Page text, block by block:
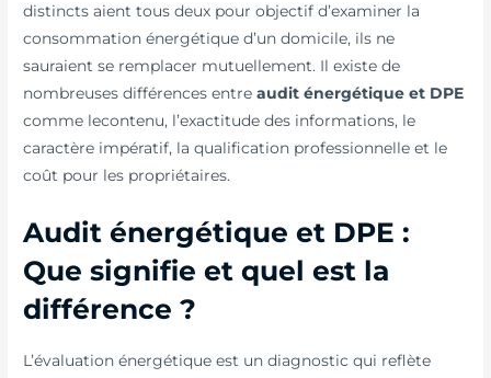
distincts aient tous deux pour objectif d’examiner la
consommation énergétique d’un domicile, ils ne
sauraient se remplacer mutuellement. Il existe de
nombreuses différences entreaudit énergétique et DPE
comme lecontenu, l’exactitude des informations, le
caractère impératif, la qualification professionnelle et le
coût pour les propriétaires.
Audit énergétique et DPE :
Que signifie et quel est la
différence ?
L’évaluation énergétique est un diagnostic qui reflète